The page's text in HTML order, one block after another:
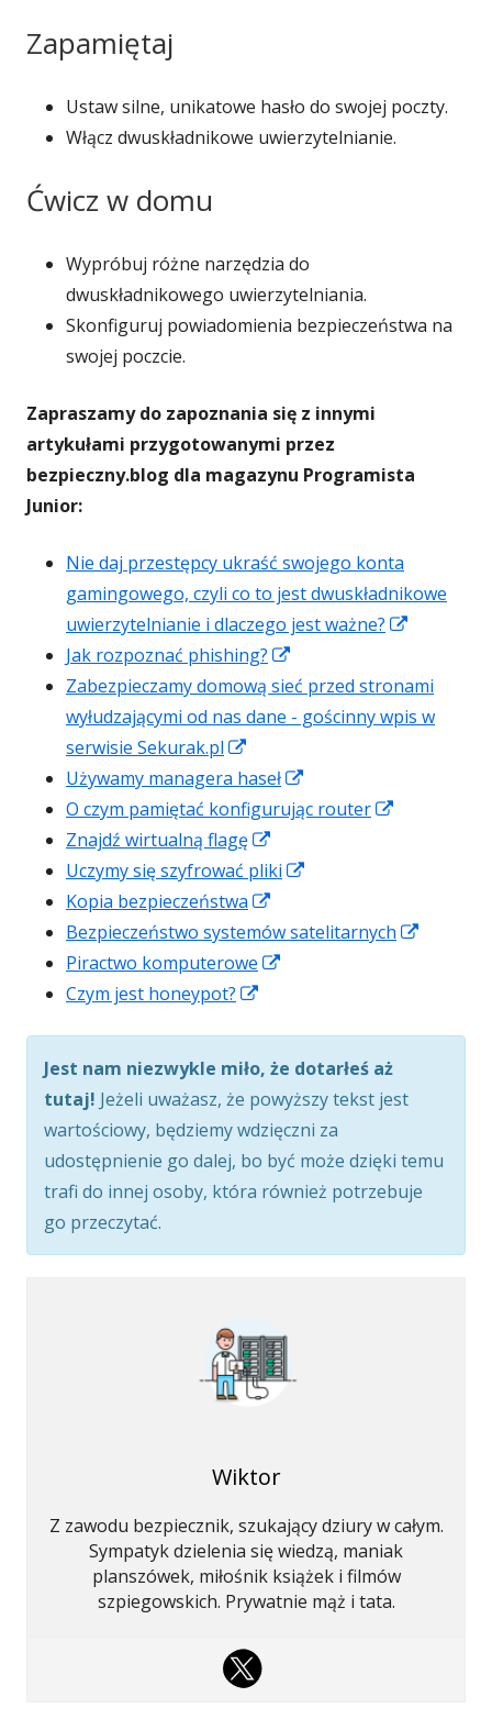
nowym
oknie
Zapamiętaj
Ustaw silne, unikatowe hasło do swojej poczty.
Włącz dwuskładnikowe uwierzytelnianie.
Ćwicz w domu
Wypróbuj różne narzędzia do
dwuskładnikowego uwierzytelniania.
Skonfiguruj powiadomienia bezpieczeństwa na
swojej poczcie.
Zapraszamy do zapoznania się z innymi
artykułami przygotowanymi przez
bezpieczny.blog dla magazynu Programista
Junior:
Nie daj przestępcy ukraść swojego konta
gamingowego, czyli co to jest dwuskładnikowe
uwierzytelnianie i dlaczego jest ważne?
się
w
Jak rozpoznać phishing?
otwiera
się
nowym
oknie
Zabezpieczamy domową sieć przed stronami
wyłudzającymi od nas dane - gościnny wpis w
serwisie Sekurak.pl
otwiera
się
w
nowym
oknie
Używamy managera haseł
otwiera
oknie
O czym pamiętać konfigurując router
nowym
Znajdź wirtualną flagę
otwiera
w
nowym
Uczymy się szyfrować pliki
się
Kopia bezpieczeństwa
otwiera
się
Bezpieczeństwo systemów satelitarnych
Piractwo komputerowe
oknie
Czym jest honeypot?
w
nowym
oknie
Jest nam niezwykle miło, że dotarłeś aż
tutaj! Jeżeli uważasz, że powyższy tekst jest
wartościowy, będziemy wdzięczni za
udostępnienie go dalej, bo być może dzięki temu
trafi do innej osoby, która również potrzebuje
go przeczytać.
Wiktor
Z zawodu bezpiecznik, szukający dziury w całym.
Sympatyk dzielenia się wiedzą, maniak
planszówek, miłośnik książek i filmów
szpiegowskich. Prywatnie mąż i tata.